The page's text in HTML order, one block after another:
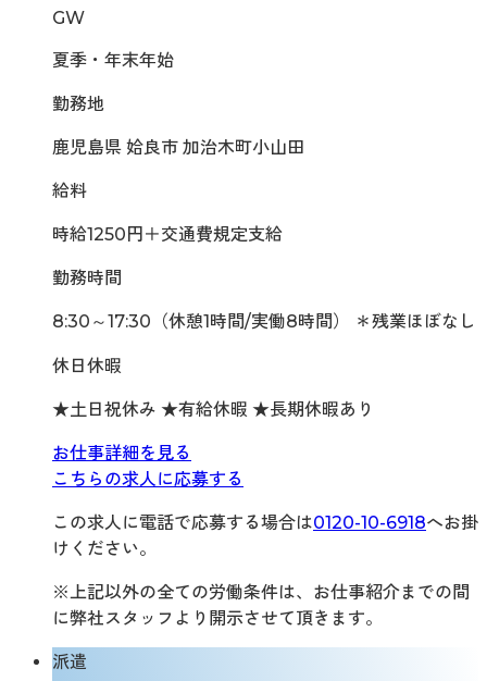
GW
夏季・年末年始
勤務地
鹿児島県 姶良市 加治木町小山田
給料
時給1250円＋交通費規定支給
勤務時間
8:30～17:30（休憩1時間/実働8時間） ＊残業ほぼなし
休日休暇
★土日祝休み ★有給休暇 ★長期休暇あり
お仕事詳細を見る
こちらの求人に応募する
この求人に電話で応募する場合は0120-10-6918へお掛
けください。
※上記以外の全ての労働条件は、お仕事紹介までの間
に弊社スタッフより開示させて頂きます。
派遣